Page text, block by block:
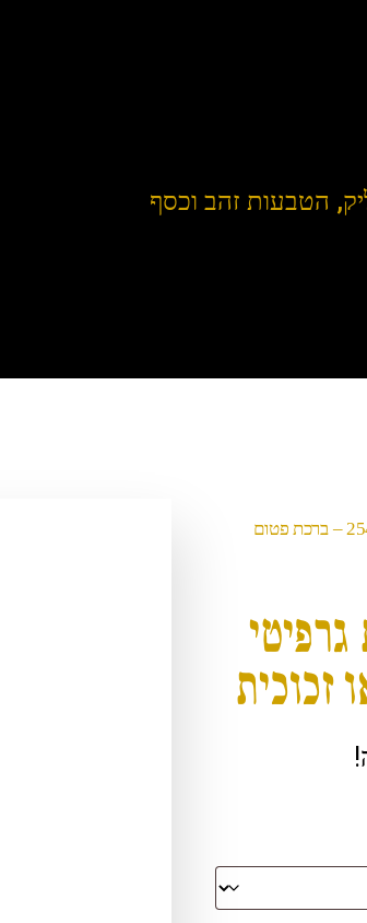
הטבעות זהב וכסף
/ 2540 – ברכת פטום
גרפיטי
זכוכית